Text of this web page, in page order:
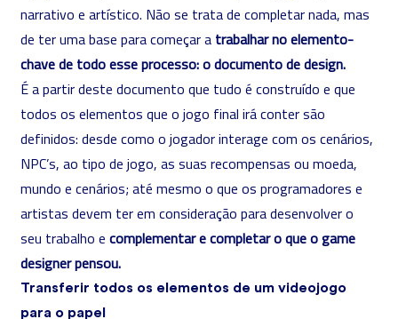
narrativo e artístico. Não se trata de completar nada, mas
de ter uma base para começar a trabalhar no elemento-
chave de todo esse processo: o documento de design.
É a partir deste documento que tudo é construído e que
todos os elementos que o jogo final irá conter são
definidos: desde como o jogador interage com os cenários,
NPC’s, ao tipo de jogo, as suas recompensas ou moeda,
mundo e cenários; até mesmo o que os programadores e
artistas devem ter em consideração para desenvolver o
seu trabalho e complementar e completar o que o game
designer pensou.
Transferir todos os elementos de um videojogo
para o papel